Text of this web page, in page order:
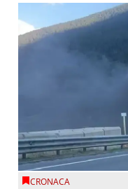
CRONACA